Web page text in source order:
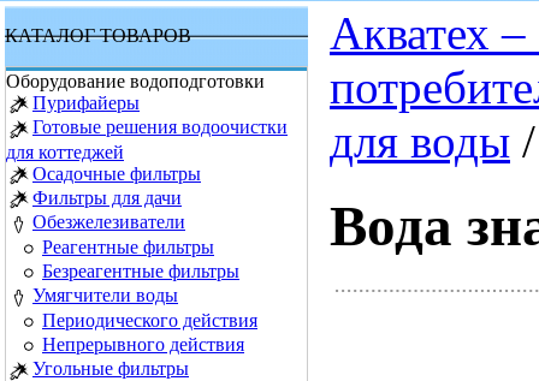
КАТАЛОГ ТОВАРОВ
Оборудование водоподготовки
Пурифайеры
Готовые решения водоочистки
для коттеджей
Осадочные фильтры
Фильтры для дачи
Обезжелезиватели
Реагентные фильтры
Безреагентные фильтры
Умягчители воды
Периодического действия
Непрерывного действия
Угольные фильтры
Акватех
для воды
Вода